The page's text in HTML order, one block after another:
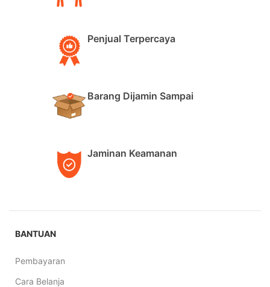
Penjual Terpercaya
Barang Dijamin Sampai
Jaminan Keamanan
BANTUAN
Pembayaran
Cara Belanja